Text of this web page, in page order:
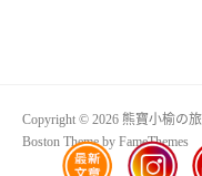
Copyright © 2026 熊寶小榆の
Boston Theme by FameThemes